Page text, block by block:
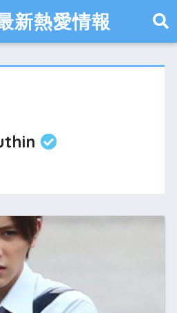
新熱愛情報